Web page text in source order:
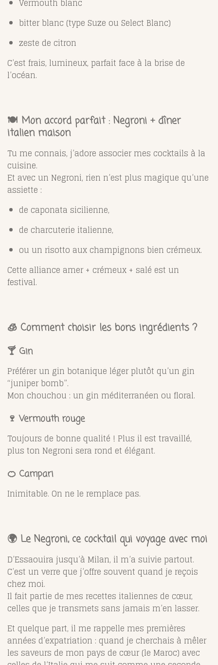
Vermouth blanc
bitter blanc (type Suze ou Select Blanc)
zeste de citron
C’est frais, lumineux, parfait face à la brise de
l’océan.
🍽️ Mon accord parfait : Negroni + dîner
italien maison
Tu me connais, j’adore associer mes cocktails à la
cuisine.
Et avec un Negroni, rien n’est plus magique qu’une
assiette :
de caponata sicilienne,
de charcuterie italienne,
ou un risotto aux champignons bien crémeux.
Cette alliance amer + crémeux + salé est un
festival.
🧊 Comment choisir les bons ingrédients ?
🍸 Gin
Préférer un gin botanique léger plutôt qu’un gin
“juniper bomb”.
Mon chouchou : un gin méditerranéen ou floral.
🍷 Vermouth rouge
Toujours de bonne qualité ! Plus il est travaillé,
plus ton Negroni sera rond et élégant.
🍊 Campari
Inimitable. On ne le remplace pas.
🌍 Le Negroni, ce cocktail qui voyage avec moi
D’Essaouira jusqu’à Milan, il m’a suivie partout.
C’est un verre que j’offre souvent quand je reçois
chez moi.
Il fait partie de mes recettes italiennes de cœur,
celles que je transmets sans jamais m’en lasser.
Et quelque part, il me rappelle mes premières
années d’expatriation : quand je cherchais à mêler
les saveurs de mon pays de cœur (le Maroc) avec